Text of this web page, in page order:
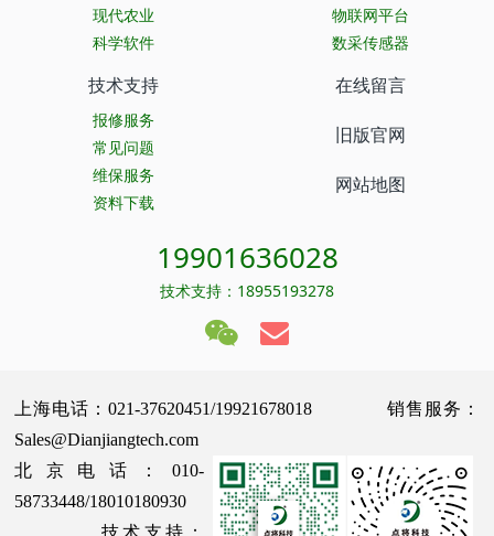
现代农业
科学软件
物联网平台
数采传感器
技术支持
报修服务
常见问题
维保服务
资料下载
在线留言
旧版官网
网站地图
19901636028
技术支持：18955193278
上海电话：021-37620451/19921678018 销售服务：
Sales@Dianjiangtech.com
北京电话：010-
58733448/18010180930